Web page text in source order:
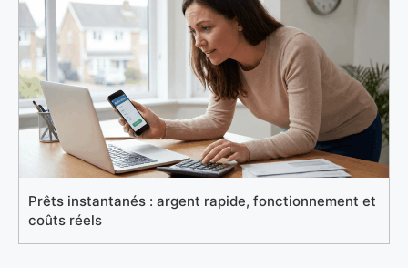
Prêts instantanés : argent rapide, fonctionnement et
coûts réels